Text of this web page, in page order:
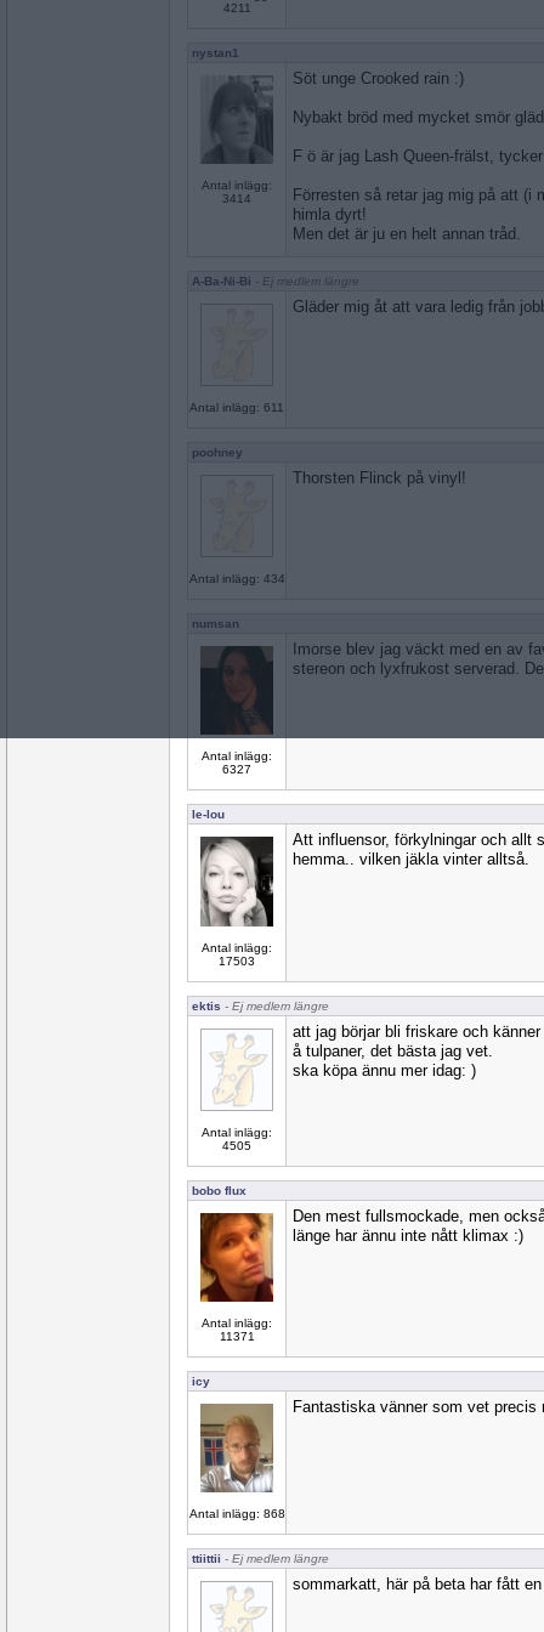
4211
nystan1
Antal inlägg:
3414
Söt unge Crooked rain :)
Nybakt bröd med mycket smör
F ö är jag Lash Queen-frälst,
Förresten så retar jag mig på att (i
himla dyrt!
Men det är ju en helt annan tråd.
A-Ba-Ni-Bi - Ej medlem längre
Antal inlägg: 611
Gläder mig åt att vara ledig från
poohney
Antal inlägg: 434
Thorsten Flinck på vinyl!
numsan
Antal inlägg:
6327
Imorse blev jag väckt med en av
stereon och lyxfrukost serverad.
le-lou
Antal inlägg:
17503
Att influensor, förkylningar och allt
hemma.. vilken jäkla vinter alltså.
ektis - Ej medlem längre
Antal inlägg:
4505
att jag börjar bli friskare och
å tulpaner, det bästa jag vet.
ska köpa ännu mer idag: )
bobo flux
Antal inlägg:
11371
Den mest fullsmockade, men
länge har ännu inte nått klimax :)
icy
Antal inlägg: 868
Fantastiska vänner som vet
ttiittii - Ej medlem längre
sommarkatt, här på beta har fått